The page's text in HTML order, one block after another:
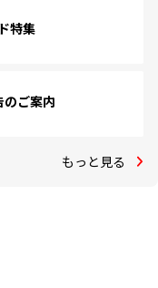
特集
のご案内
もっと見る